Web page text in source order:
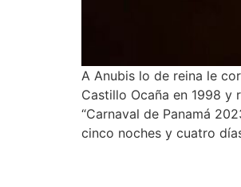
A Anubis lo de reina le
Castillo Ocaña en 1998 y
“Carnaval de Panamá
cinco noches y cuatro